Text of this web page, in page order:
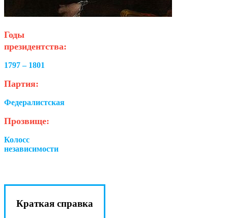
Годы
президентства:
1797 – 1801
Партия:
Федералистская
Прозвище:
Колосс
независимости
Краткая справка